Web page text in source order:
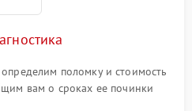
поломку и стоимость
вам о сроках ее починки